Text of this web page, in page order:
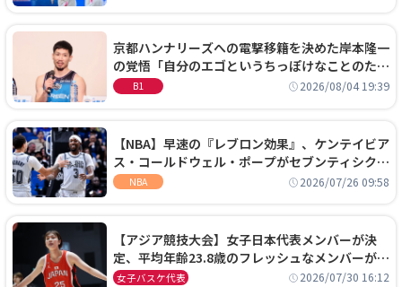
京都ハンナリーズへの電撃移籍を決めた岸本隆一
の覚悟「自分のエゴというちっぽけなことのため
に、京都に来たわけではない」
B1 2026/08/04 19:39
【NBA】早速の『レブロン効果』、ケンテイビア
ス・コールドウェル・ポープがセブンティシクサ
ーズに1年契約で加入
NBA 2026/07/26 09:58
【アジア競技大会】女子日本代表メンバーが決
定、平均年齢23.8歳のフレッシュなメンバーが日
本開催の大舞台で頂点を狙う
女子バスケ代表 2026/07/30 16:12